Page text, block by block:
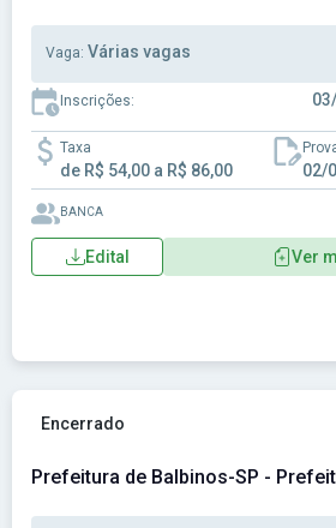
Vaga: Várias vagas
Inscrições:
Taxa
de R$ 54,00 a R$ 86,00 02/
BANCA
Edital Ver
Ver concurso: Prefeitura de
Encerrado
Prefeitura de Balbinos-SP -